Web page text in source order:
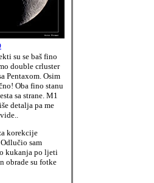
su se baš fino
double crluster
Pentaxom. Osim
Oba fino stanu
sa strane. M1
detalja pa me
korekcije
sam
kukanja po ljeti
obrade su fotke